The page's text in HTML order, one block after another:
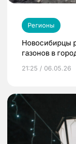
Регионы
Новосибирцы
газонов в
21:25 / 06.05.26